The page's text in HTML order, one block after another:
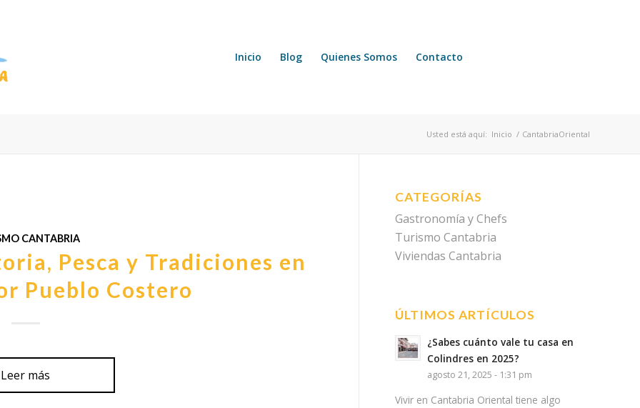
Inicio Blog Quienes Somos Contacto
Usted está aquí: Inicio / CantabriaOriental
CANTABRIA
Pesca y Tradiciones en
Pueblo Costero
Leer más
CATEGORÍAS
Gastronomía y Chefs
Turismo Cantabria
Viviendas Cantabria
ÚLTIMOS ARTÍCULOS
¿Sabes cuánto vale tu casa en
Colindres en 2025?
agosto 21, 2025 - 1:31 pm
Vivir en Cantabria Oriental tiene algo